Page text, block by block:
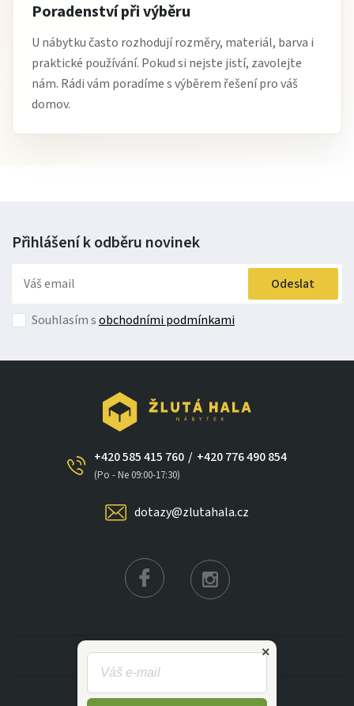
Poradenství při výběru
U nábytku často rozhodují rozměry, materiál, barva i
praktické používání. Pokud si nejste jistí, zavolejte
nám. Rádi vám poradíme s výběrem řešení pro váš
domov.
Přihlášení k odběru novinek
Odeslat
Souhlasím sobchodními podmínkami
+420 585 415 760
(Po - Ne 09:00-17:30)
/ +420 776 490 854
dotazy@zlutahala.cz
KATEGORIE
INFORMACE